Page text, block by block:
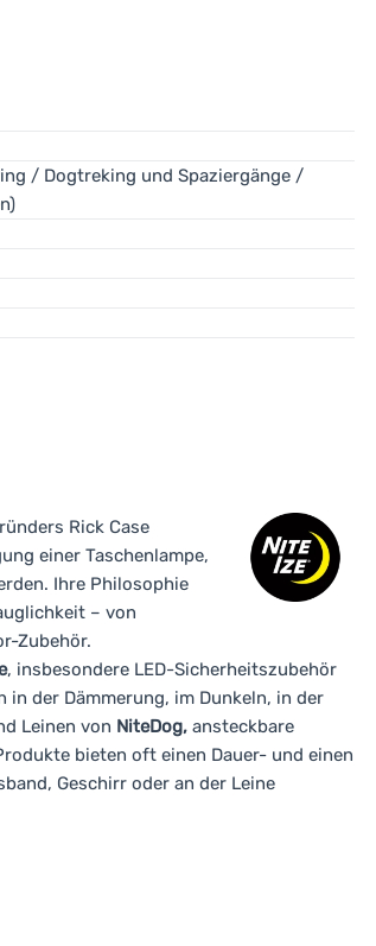
/ Dogtreking und Spaziergänge /
Rick Case
einer Taschenlampe,
Ihre Philosophie
– von
Zubehör.
, insbesondere LED-Sicherheitszubehör
in der Dämmerung, im Dunkeln, in der
Leinen von NiteDog, ansteckbare
bieten oft einen Dauer- und einen
Geschirr oder an der Leine